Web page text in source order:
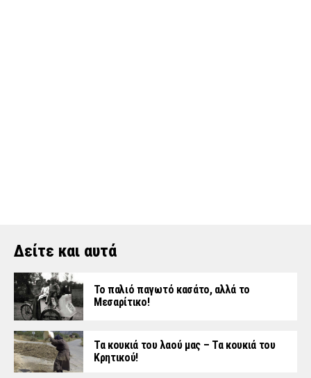
Δείτε και αυτά
Το παλιό παγωτό κασάτο, αλλά το
Μεσαρίτικο!
Τα κουκιά του λαού μας – Τα κουκιά του
Κρητικού!